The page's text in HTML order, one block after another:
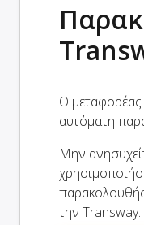
Ο μεταφορέας
αυτόματη
Μην
την Transway.